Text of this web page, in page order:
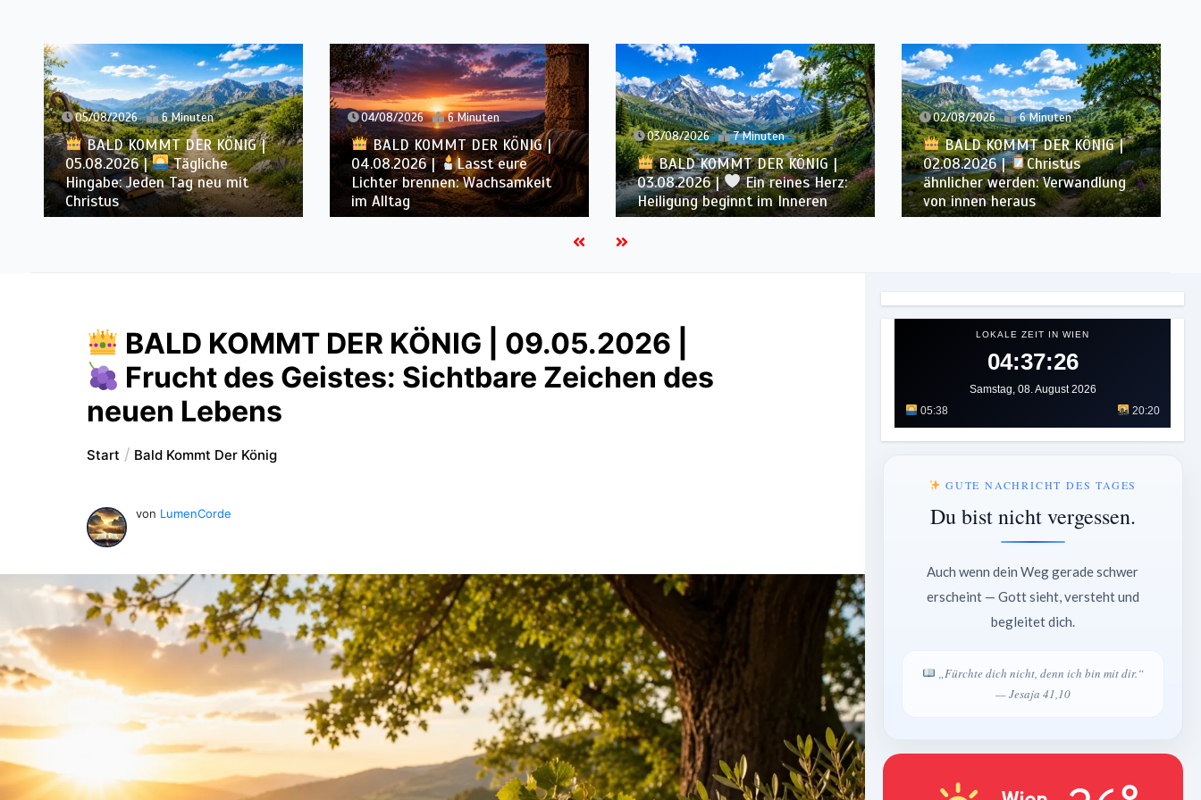
2026 6 Minuten
KOMMT DER KÖNIG |
|
Tägliche
Jeden Tag neu mit
04/08/2026 6 Minuten
BALD KOMMT DER KÖNIG |
04.08.2026 |
Lasst eure
Lichter brennen: Wachsamkeit
im Alltag
03/08/2026 7 Minuten
BALD KOMMT DER KÖNIG |
03.08.2026 |
Ein reines Herz:
Heiligung beginnt im Inneren
02/08/2026 6 Minuten
BALD KOMMT DER KÖNIG |
02.08.2026 |
Christus
ähnlicher werden: Verwandlung
von innen heraus
01/08/2026
BALD
01.08.2026
die reinigt:
BALD KOMMT DER KÖNIG | 09.05.2026 |
Frucht des Geistes: Sichtbare Zeichen des
neuen Lebens
Start Bald Kommt Der König
von LumenCorde
LOKALE ZEIT IN WIEN
04:37:28
Samstag, 08. August 2026
05:38
20:20
GUTE NACHRICHT DES TAGES
Du bist nicht vergessen.
Auch wenn dein Weg gerade schwer
erscheint — Gott sieht, versteht und
begleitet dich.
„Fürchte dich nicht, denn ich bin mit dir.“
— Jesaja 41,10